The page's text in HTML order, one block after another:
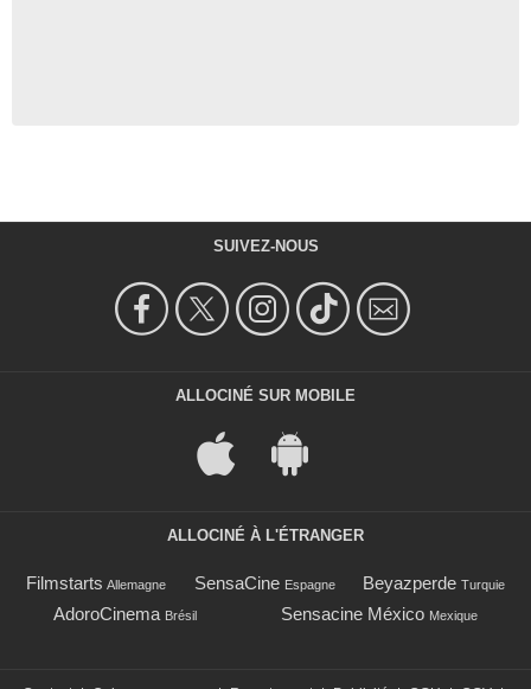
SUIVEZ-NOUS
ALLOCINÉ SUR MOBILE
ALLOCINÉ À L'ÉTRANGER
Filmstarts Allemagne SensaCine Espagne Beyazperde Turquie
AdoroCinema Brésil Sensacine México Mexique